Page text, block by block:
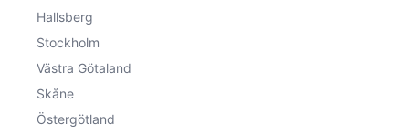
Hallsberg
Stockholm
Västra Götaland
Skåne
Östergötland